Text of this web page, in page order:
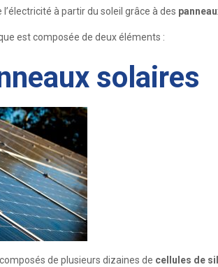
l’électricité à partir du soleil grâce à des
est composée de deux éléments :
solaires
de plusieurs dizaines de cellules de